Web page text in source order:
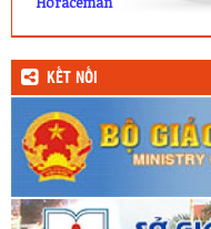
KẾT NỐI